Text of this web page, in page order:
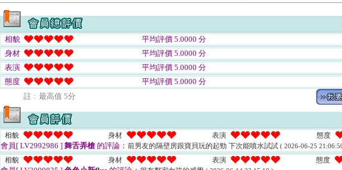
相貌
平均評價 5.0000 分
身材
平均評價 5.0000 分
表演
平均評價 5.0000 分
態度
平均評價 5.0000 分
註﹕最高值 5分
相貌 身材 表演 態度
會員[ LV2992986 ] 舞舌弄槍 的評論： 前男友的隔壁房跟寶貝玩的起勁 下次能噴水試試 ( 2026-06-25
相貌 身材 表演 態度